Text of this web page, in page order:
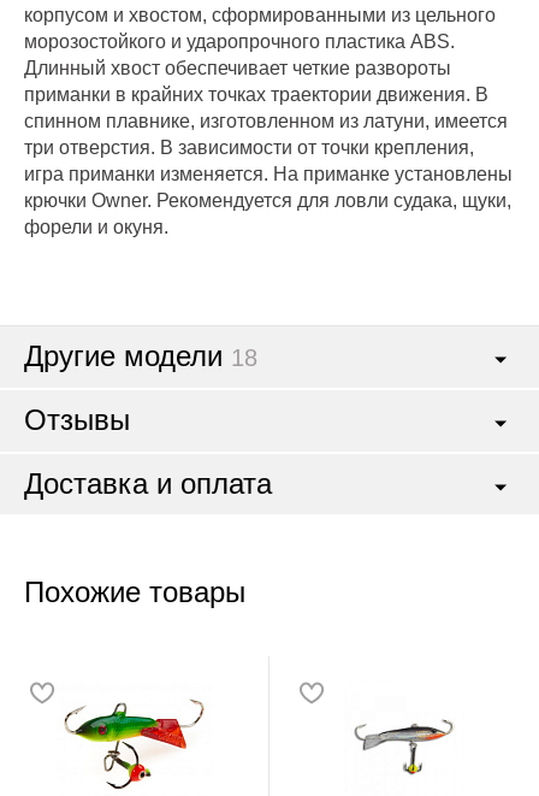
корпусом и хвостом, сформированными из цельного
морозостойкого и ударопрочного пластика ABS.
Длинный хвост обеспечивает четкие развороты
приманки в крайних точках траектории движения. В
спинном плавнике, изготовленном из латуни, имеется
три отверстия. В зависимости от точки крепления,
игра приманки изменяется. На приманке установлены
крючки Owner. Рекомендуется для ловли судака, щуки,
форели и окуня.
Другие модели 18
Отзывы
Доставка и оплата
Похожие товары